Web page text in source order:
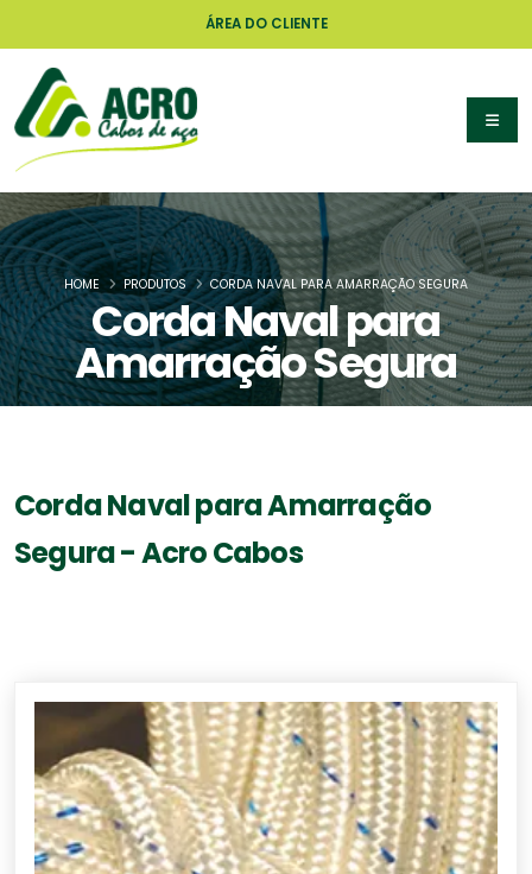
ÁREA DO CLIENTE
Corda Naval para
Amarração Segura
HOME PRODUTOS CORDA NAVAL PARA AMARRAÇÃO SEGURA
Corda Naval para Amarração
Segura - Acro Cabos